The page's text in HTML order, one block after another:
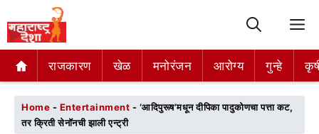
राजकारण खेळ मनोरंजन आरोग्य गुन्हे
राजकारण खेळ मनोरंजन आरोग्य गुन्हे
Home - Entertainment - ‘आदिपुरूष’मधून दीपिका पादुकोणचा पत्ता कट,
तर क्रिती सेनॉनची झाली एन्ट्री